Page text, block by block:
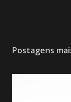
Postagens